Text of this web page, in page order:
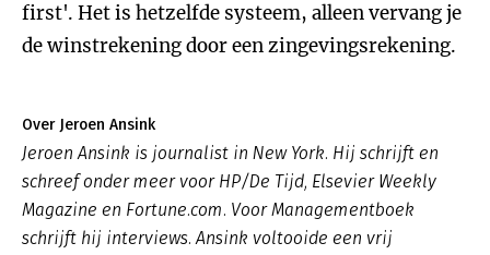
first'. Het is hetzelfde systeem, alleen vervang je
de winstrekening door een zingevingsrekening.
Over Jeroen Ansink
Jeroen Ansink is journalist in New York. Hij schrijft en
schreef onder meer voor HP/De Tijd, Elsevier Weekly
Magazine en Fortune.com. Voor Managementboek
schrijft hij interviews. Ansink voltooide een vrij